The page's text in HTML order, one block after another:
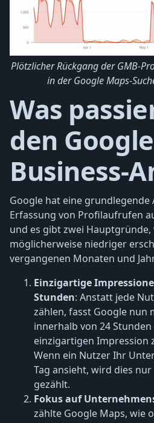
Plötzlicher Rückgang der GMB-
in der Google Maps-
Was
den
Business-
Google hat eine
Erfassung von Profilaufrufen
und es gibt zwei
möglicherweise niedriger
vergangenen Monaten und
Einzigartige
Stunden: Anstatt jede
zählen, fasst Google nun
innerhalb von 24
einzigartigen Impression
Wenn ein Nutzer Ihr
Tag ansieht, wird dies
gezählt.
Fokus auf
zählte Google Maps, wie